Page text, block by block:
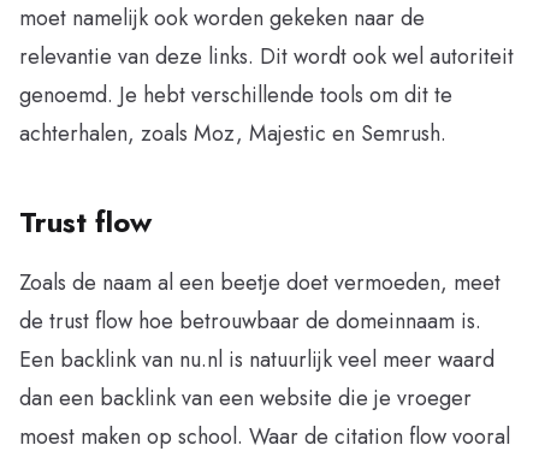
moet namelijk ook worden gekeken naar de
relevantie van deze links. Dit wordt ook wel autoriteit
genoemd. Je hebt verschillende tools om dit te
achterhalen, zoals Moz, Majestic en Semrush.
Trust flow
Zoals de naam al een beetje doet vermoeden, meet
de trust flow hoe betrouwbaar de domeinnaam is.
Een backlink van nu.nl is natuurlijk veel meer waard
dan een backlink van een website die je vroeger
moest maken op school. Waar de citation flow vooral